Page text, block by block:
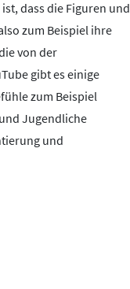
dass die Figuren und
zum Beispiel ihre
von der
gibt es einige
zum Beispiel
Jugendliche
und